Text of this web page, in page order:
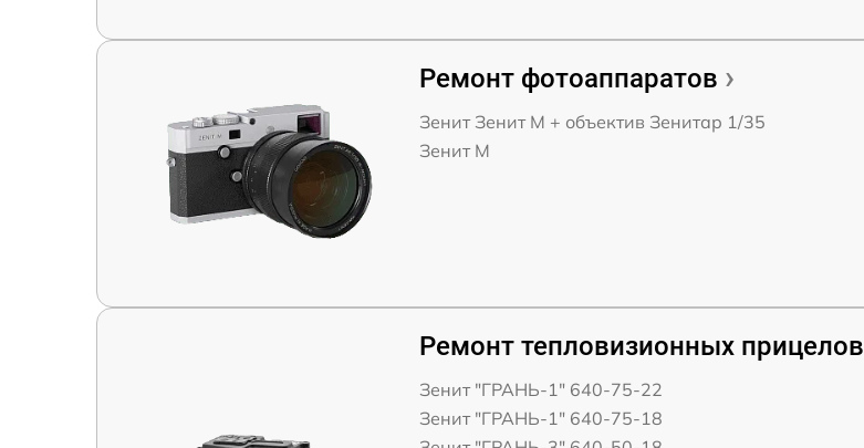
Ремонт фотоаппаратов
Зенит Зенит М + объектив Зенитар 1/35
Зенит M
Ремонт тепловизионных прицелов
Зенит "ГРАНЬ-1" 640-75-22
Зенит "ГРАНЬ-1" 640-75-18